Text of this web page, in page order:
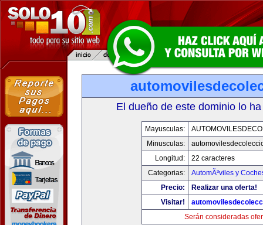
El dueño de este dominio lo
Mayusculas:
Minusculas:
Longitud:
22 caracteres
Categorias:
AutomÃ³viles y
Precio:
Realizar una oferta!
Visitar!
Serán consideradas